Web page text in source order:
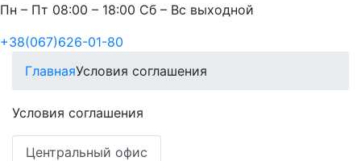
Пн – Пт 08:00 – 18:00 Сб – Вс выходной
+38(067)626-01-80
ГлавнаяУсловия соглашения
Условия соглашения
Центральный офис